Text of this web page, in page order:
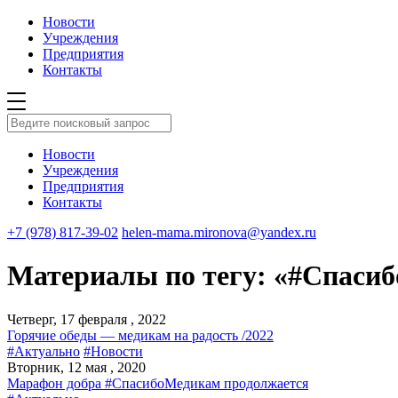
Новости
Учреждения
Предприятия
Контакты
Новости
Учреждения
Предприятия
Контакты
+7 (978) 817-39-02 helen-mama.mironova@yandex.ru
Материалы по тегу:
Четверг, 17 февраля , 2022
Горячие обеды — медикам на радость /2022
#Актуально #Новости
Вторник, 12 мая , 2020
Марафон добра #СпасибоМедикам продолжается